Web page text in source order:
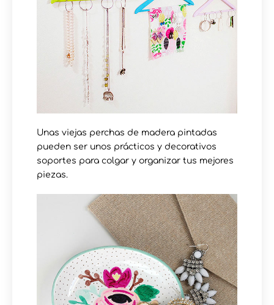
Unas viejas perchas de madera pintadas
pueden ser unos prácticos y decorativos
soportes para colgar y organizar tus mejores
piezas.